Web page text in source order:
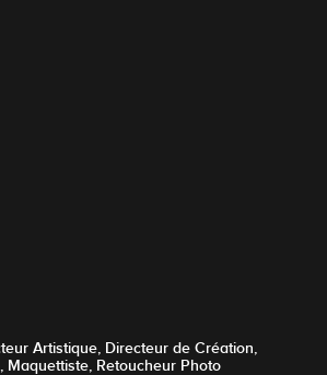
Artistique, Directeur de Création,
Maquettiste, Retoucheur Photo